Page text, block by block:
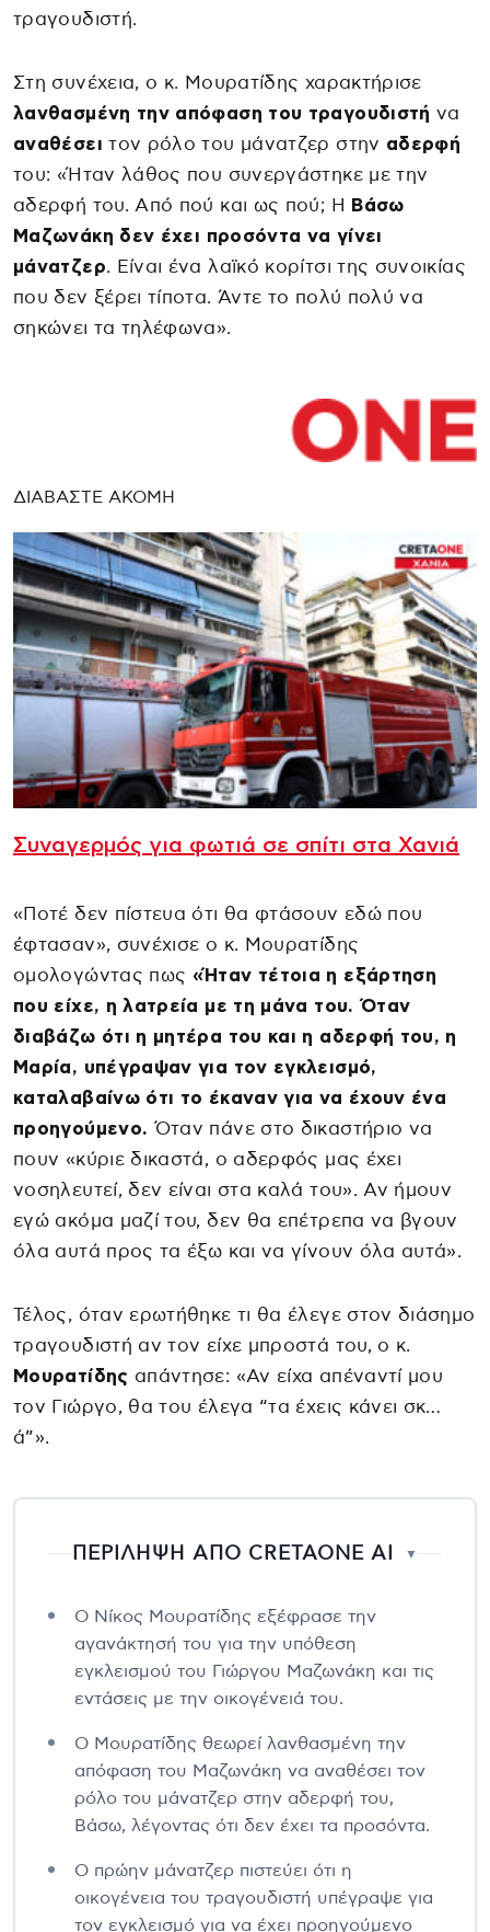
τραγουδιστή.
Στη συνέχεια, ο κ. Μουρατίδης χαρακτήρισε
λανθασμένη την απόφαση του τραγουδιστή να
αναθέσει τον ρόλο του μάνατζερ στην αδερφή
του: «Ήταν λάθος που συνεργάστηκε με την
αδερφή του. Από πού και ως πού; Η
Βάσω
Μαζωνάκη δεν έχει προσόντα να γίνει
μάνατζερ. Είναι ένα λαϊκό κορίτσι της συνοικίας
που δεν ξέρει τίποτα. Άντε το πολύ πολύ να
σηκώνει τα τηλέφωνα».
ΔΙΑΒΑΣΤΕ ΑΚΟΜΗ
Συναγερμός για φωτιά σε σπίτι στα Χανιά
«Ποτέ δεν πίστευα ότι θα φτάσουν εδώ που
έφτασαν», συνέχισε ο κ. Μουρατίδης
ομολογώντας πως «Ήταν τέτοια η εξάρτηση
που είχε, η λατρεία με τη μάνα του. Όταν
διαβάζω ότι η μητέρα του και η αδερφή του, η
Μαρία, υπέγραψαν για τον εγκλεισμό,
καταλαβαίνω ότι το έκαναν για να έχουν ένα
προηγούμενο. Όταν πάνε στο δικαστήριο να
πουν «κύριε δικαστά, ο αδερφός μας έχει
νοσηλευτεί, δεν είναι στα καλά του». Αν ήμουν
εγώ ακόμα μαζί του, δεν θα επέτρεπα να βγουν
όλα αυτά προς τα έξω και να γίνουν όλα αυτά».
Τέλος, όταν ερωτήθηκε τι θα έλεγε στον διάσημο
τραγουδιστή αν τον είχε μπροστά του, ο κ.
Μουρατίδης απάντησε: «Αν είχα απέναντί μου
τον Γιώργο, θα του έλεγα “τα έχεις κάνει σκ…
ά”».
ΠΕΡΙΛΗΨΗ ΑΠΟ CRETAONE AI ▼
Ο Νίκος Μουρατίδης εξέφρασε την
αγανάκτησή του για την υπόθεση
εγκλεισμού του Γιώργου Μαζωνάκη και τις
εντάσεις με την οικογένειά του.
Ο Μουρατίδης θεωρεί λανθασμένη την
απόφαση του Μαζωνάκη να αναθέσει τον
ρόλο του μάνατζερ στην αδερφή του,
Βάσω, λέγοντας ότι δεν έχει τα προσόντα.
Ο πρώην μάνατζερ πιστεύει ότι η
οικογένεια του τραγουδιστή υπέγραψε για
τον εγκλεισμό για να έχει προηγούμενο